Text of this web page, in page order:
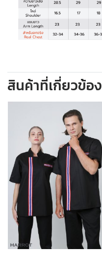
สินค้าที่เกี่ยวข้อง